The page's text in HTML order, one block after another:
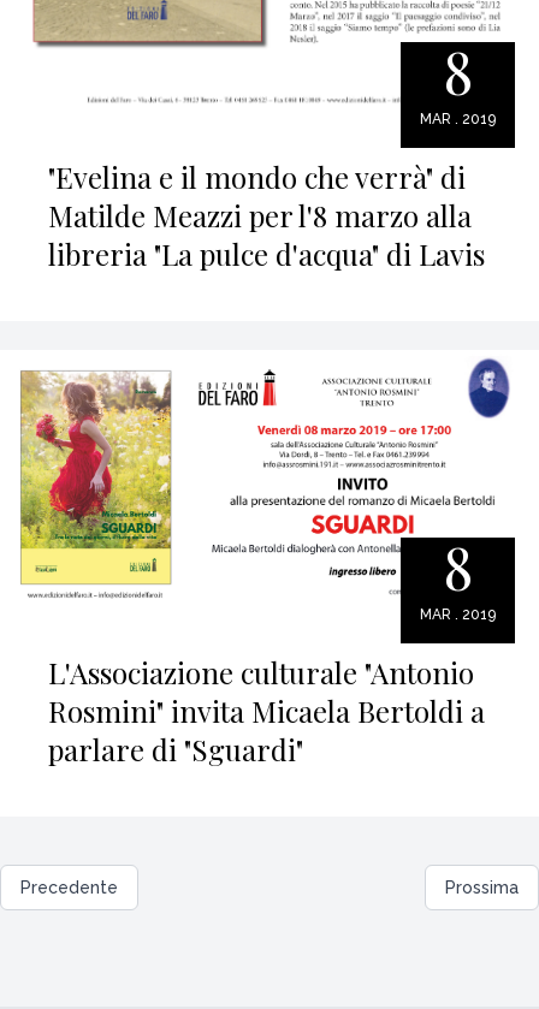
8
MAR . 2019
"Evelina e il mondo che verrà" di
Matilde Meazzi per l'8 marzo alla
libreria "La pulce d'acqua" di Lavis
8
MAR . 2019
L'Associazione culturale "Antonio
Rosmini" invita Micaela Bertoldi a
parlare di "Sguardi"
Precedente Prossima